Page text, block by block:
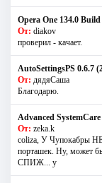
Opera One 134.0
От: diakov
проверил - качает.
AutoSettingsPS 0.6.7
От: дядяСаша
Благодарю.
Advanced SystemCare
От: zeka.k
coliza, У Чупокабры
порташек. Ну, может
СПИЖ... у